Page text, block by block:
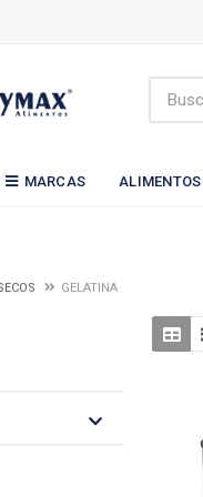
MARCAS
GELATINA